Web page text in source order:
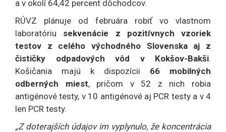
a v okolí 64,42 percent dôchodcov.
RÚVZ plánuje od februára robiť vo vlastnom
laboratóriu sekvenácie z pozitívnych vzoriek
testov z celého východného Slovenska aj z
čističky odpadových vôd v Kokšov-Bakši.
Košičania majú k dispozícii 66 mobilných
odberných miest, pričom v 52 z nich robia
antigénové testy, v 10 antigénové aj PCR testy a v 4
len PCR testy.
„Z doterajších údajov im vyplynulo, že koncentrácia